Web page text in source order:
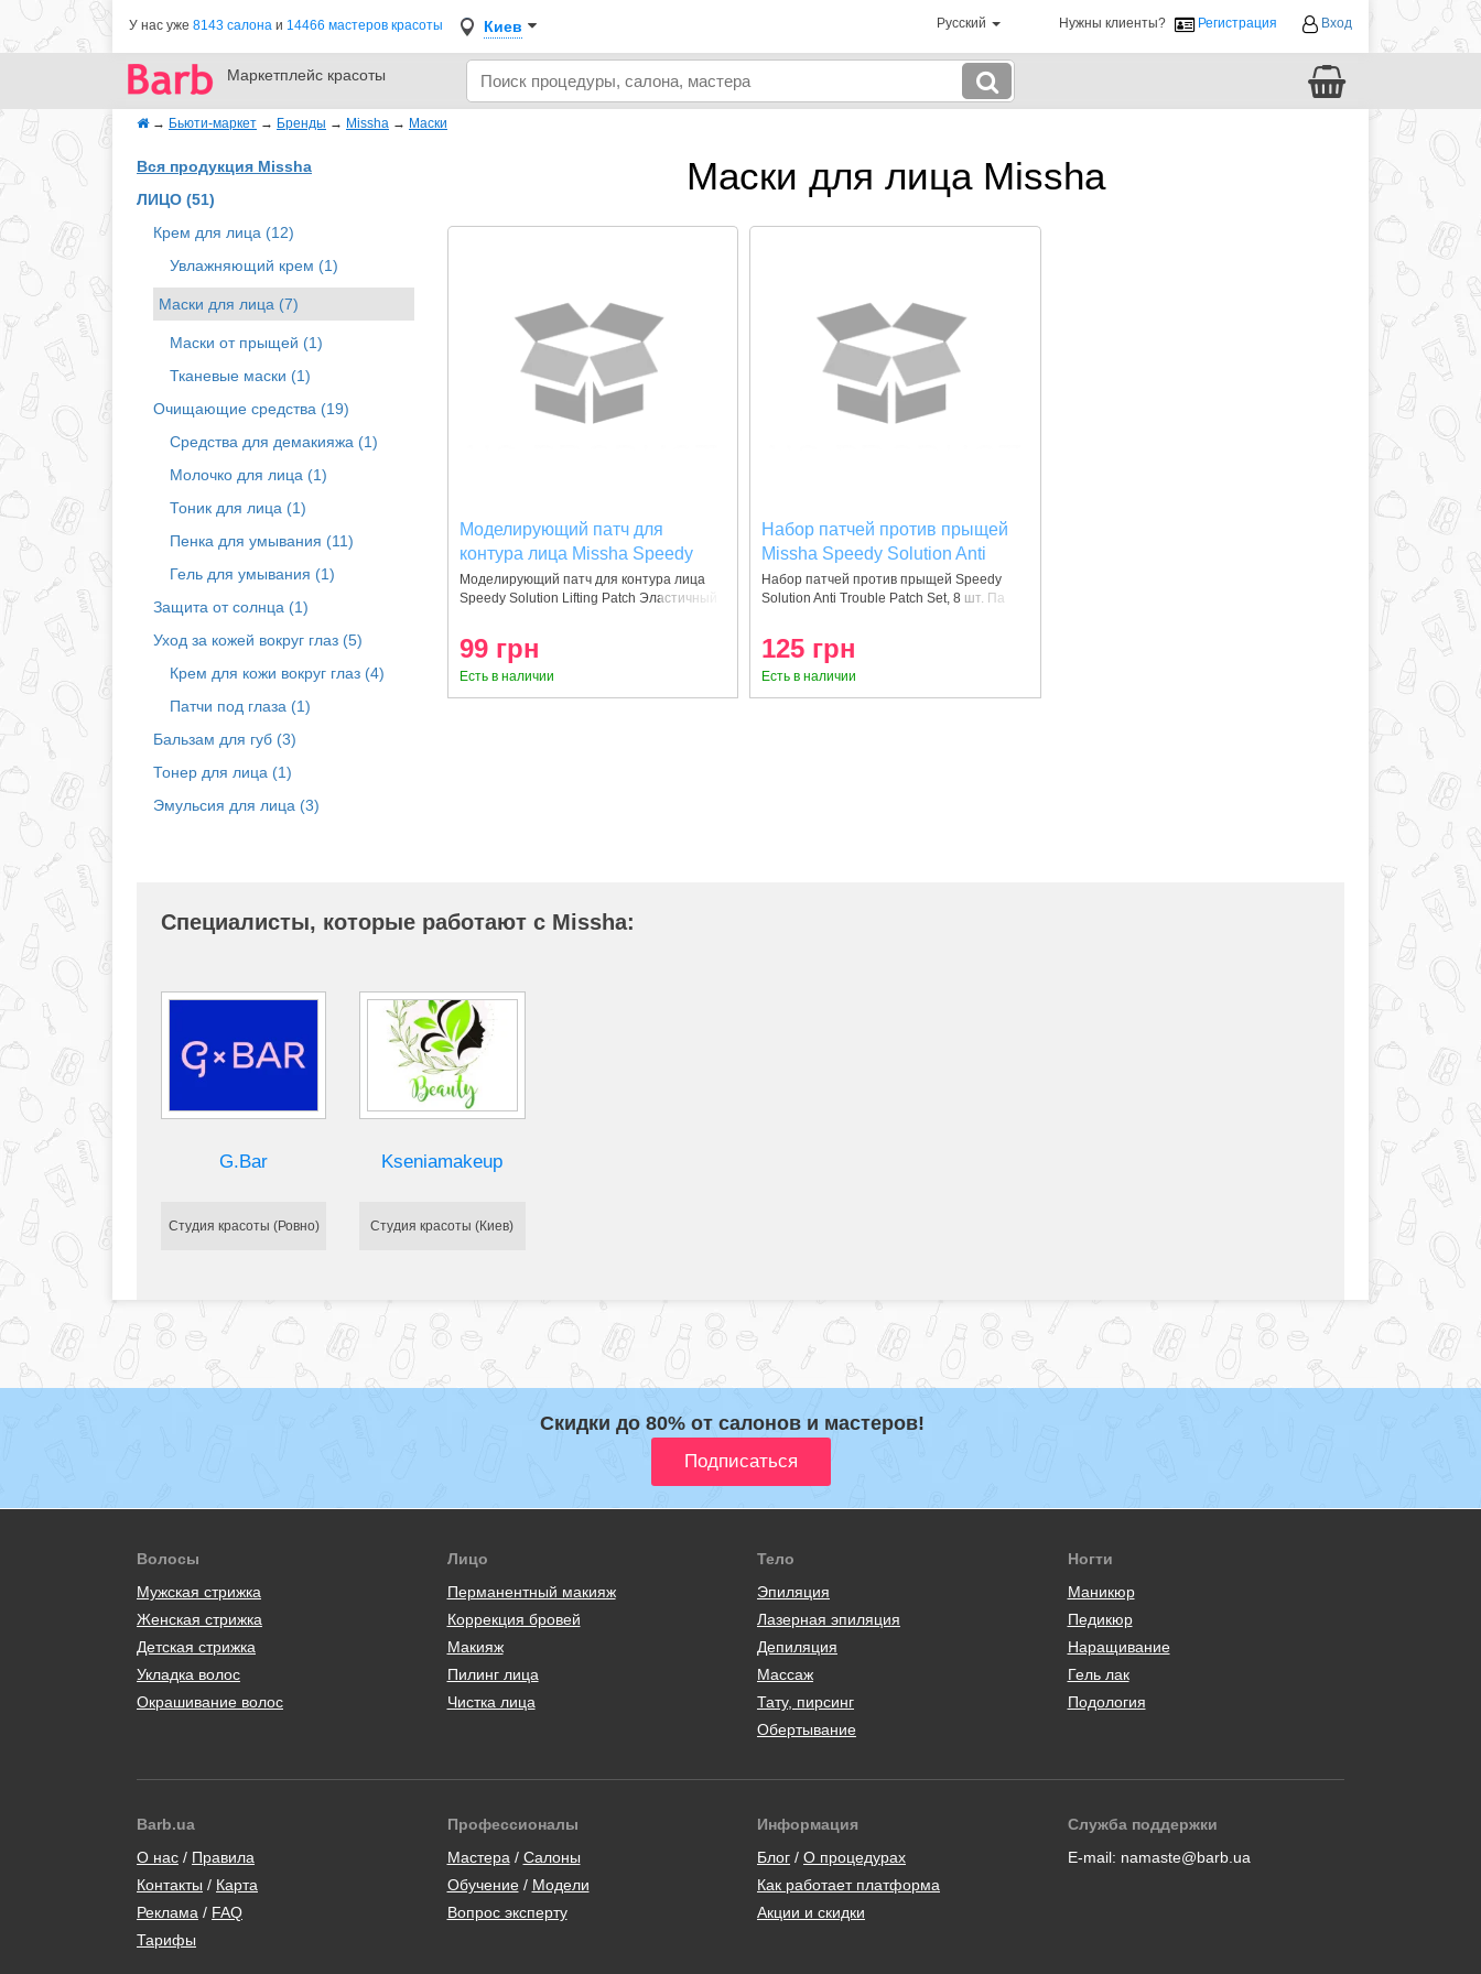
У нас уже 8143 салона и 14466 мастеров красоты Киев Русский Нужны клиенты? Регистрация Вход
Маркетплейс красоты
→ Бьюти-маркет → Бренды → Missha → Маски
Вся продукция Missha
ЛИЦО (51)
Крем для лица (12)
Увлажняющий крем (1)
Маски для лица (7)
Маски от прыщей (1)
Тканевые маски (1)
Очищающие средства (19)
Средства для демакияжа (1)
Молочко для лица (1)
Тоник для лица (1)
Пенка для умывания (11)
Гель для умывания (1)
Защита от солнца (1)
Уход за кожей вокруг глаз (5)
Крем для кожи вокруг глаз (4)
Патчи под глаза (1)
Бальзам для губ (3)
Тонер для лица (1)
Эмульсия для лица (3)
Маски для лица Missha
Моделирующий патч для
контура лица Missha Speedy
Solution Lifting Patch
(8806185764520)
Моделирующий патч для контура лица
Speedy Solution Lifting Patch Эластичный
99 грн
Есть в наличии
Набор патчей против прыщей
Missha Speedy Solution Anti
Trouble Patch Set, 12 г
(8806185764483)
Набор патчей против прыщей Speedy
Solution Anti Trouble Patch Set, 8 шт. Па
125 грн
Есть в наличии
Специалисты, которые работают с Missha:
G.Bar
Студия красоты (Ровно)
Kseniamakeup
Студия красоты (Киев)
Скидки до 80% от салонов и мастеров!
Волосы
Мужская стрижка
Женская стрижка
Детская стрижка
Укладка волос
Окрашивание волос
Лицо
Перманентный макияж
Коррекция бровей
Макияж
Пилинг лица
Чистка лица
Тело
Эпиляция
Лазерная эпиляция
Депиляция
Массаж
Тату, пирсинг
Обертывание
Ногти
Маникюр
Педикюр
Наращивание
Гель лак
Подология
Barb.ua
/
Контакты / Карта
/
Тарифы
Профессионалы
Мастера / Салоны
Обучение/ Модели
Вопрос эксперту
Информация
Блог / О процедурах
Как работает платформа
Акции и скидки
Служба поддержки
E-mail: namaste@barb.ua